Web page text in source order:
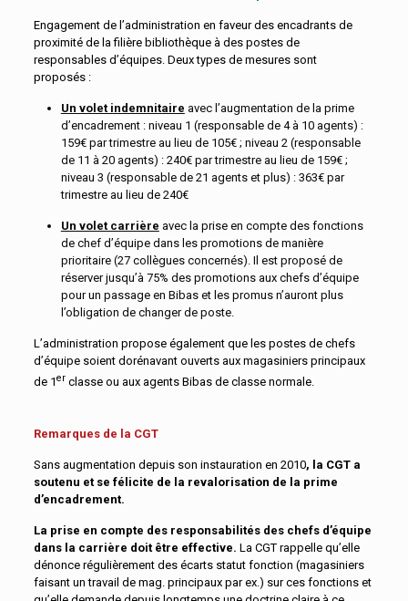
Engagement de l’administration en faveur des encadrants de
proximité de la filière bibliothèque à des postes de
responsables d’équipes. Deux types de mesures sont
proposés :
Un volet indemnitaire avec l’augmentation de la prime
d’encadrement : niveau 1 (responsable de 4 à 10 agents) :
159€ par trimestre au lieu de 105€ ; niveau 2 (responsable
de 11 à 20 agents) : 240€ par trimestre au lieu de 159€ ;
niveau 3 (responsable de 21 agents et plus) : 363€ par
trimestre au lieu de 240€
Un volet carrière avec la prise en compte des fonctions
de chef d’équipe dans les promotions de manière
prioritaire (27 collègues concernés). Il est proposé de
réserver jusqu’à 75% des promotions aux chefs d’équipe
pour un passage en Bibas et les promus n’auront plus
l’obligation de changer de poste.
L’administration propose également que les postes de chefs
d’équipe soient dorénavant ouverts aux magasiniers principaux
de 1er classe ou aux agents Bibas de classe normale.
Remarques de la CGT
Sans augmentation depuis son instauration en 2010, la CGT a
soutenu et se félicite de la revalorisation de la prime
d’encadrement.
La prise en compte des responsabilités des chefs d’équipe
dans la carrière doit être effective. La CGT rappelle qu’elle
dénonce régulièrement des écarts statut fonction (magasiniers
faisant un travail de mag. principaux par ex.) sur ces fonctions et